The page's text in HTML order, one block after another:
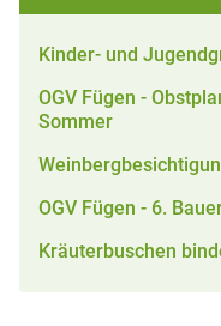
Kinder- und
OGV Fügen -
Sommer
OGV Fügen - 6.
Kräuterbuschen